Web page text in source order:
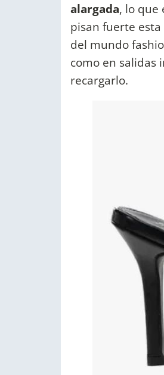
alargada, lo que
pisan fuerte
del mundo
como en salidas
recargarlo.